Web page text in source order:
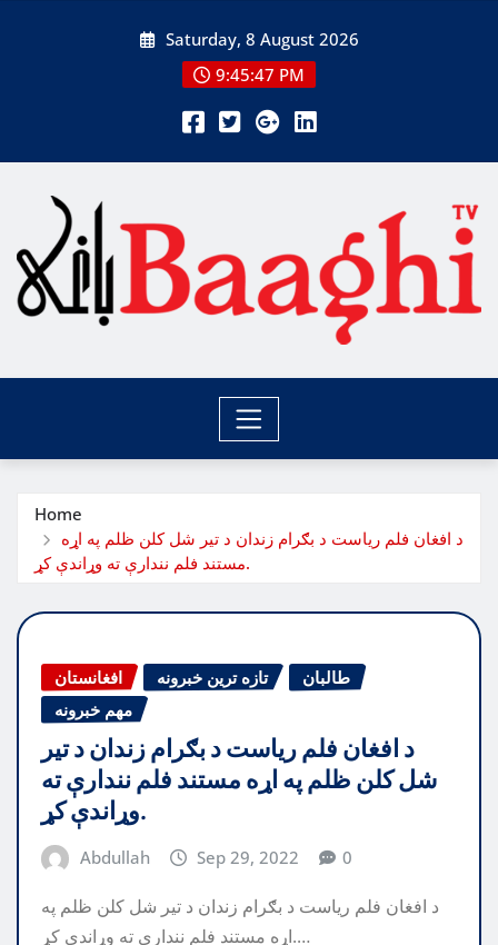
Saturday, 8 August 2026
9:45:48 PM
Home
د افغان فلم ریاست د بګرام زندان د تیر شل کلن ظلم په اړه
مستند فلم نندارې ته وړاندې کړ.
افغانستان تازه ترین خبرونه
طالبان
مهم خبرونه
د افغان فلم ریاست د بګرام زندان د تیر
شل کلن ظلم په اړه مستند فلم نندارې ته
وړاندې کړ.
Abdullah Sep 29, 2022 0
د افغان فلم ریاست د بګرام زندان د تیر شل کلن ظلم په
اړه مستند فلم نندارې ته وړاندې کړ.…